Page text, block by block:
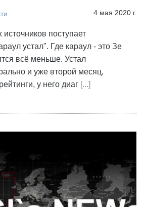
4 мая 2020 г.
источников поступает
устал". Где караул - это Зе
всё меньше. Устал
и уже второй месяц,
у него диаг [...]